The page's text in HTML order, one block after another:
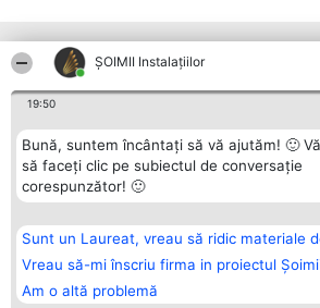
ŞOIMII Instalaţiilor
19:50
Bună, suntem încântați să vă ajutăm! 🙂
să faceți clic pe subiectul de conversație
corespunzător! 🙂
Sunt un Laureat, vreau să ridic materiale
Vreau să-mi înscriu firma in proiectul
Am o altă problemă
Alte firme din zonă
Organizator Ranking
BRIGHT SOLUTIONS BR SRL
Aleea Timisul De Sus 2 Bl. A30
Sc. A Et. 4 Ap. 13 Cod 061952
București
tel: +40 770 990 492
Plebiscyt
Câștigătorii
Lista Tuturor
Politica de
confidențialitate